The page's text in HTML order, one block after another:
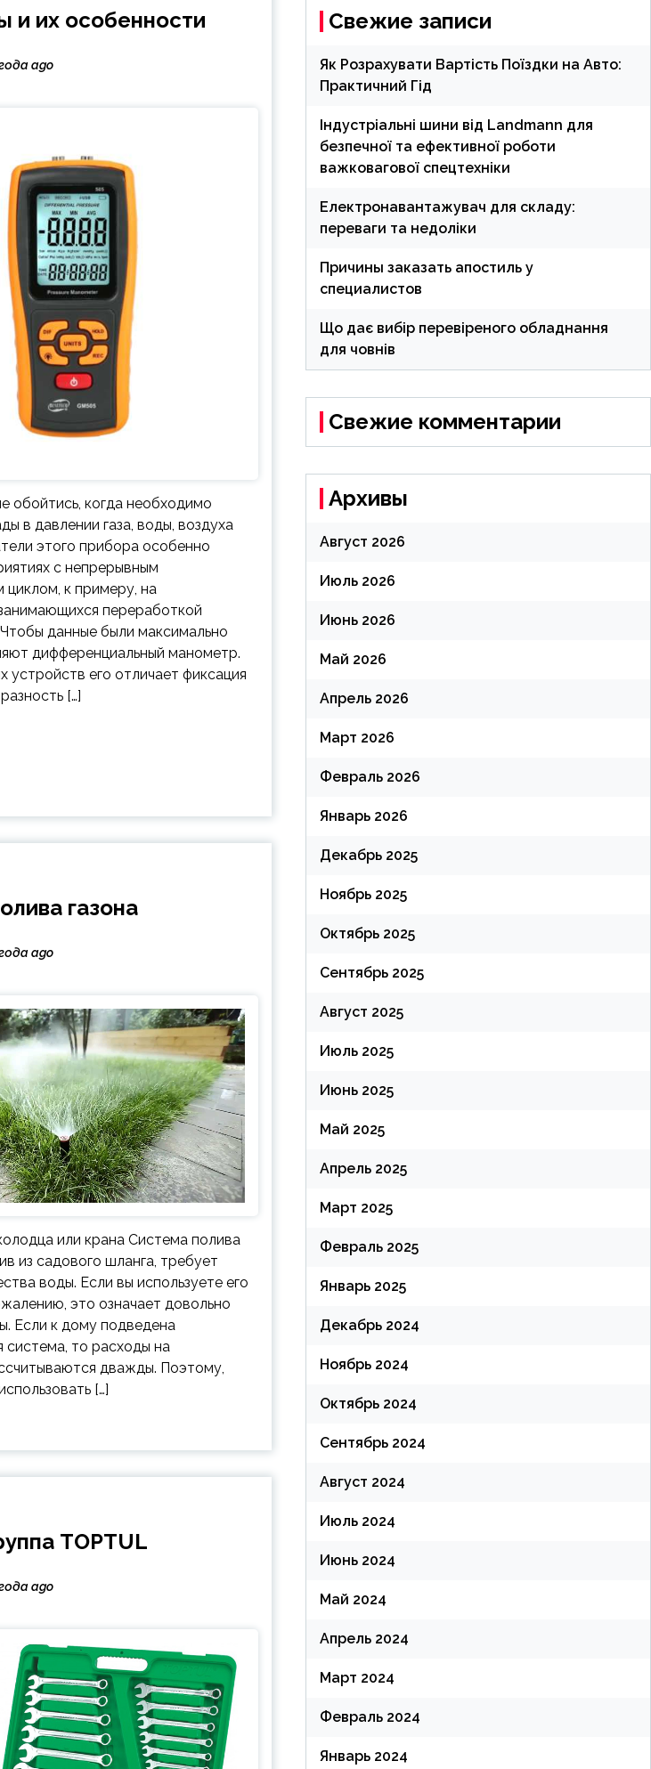
и их особенности
ago
обойтись, когда необходимо
в давлении газа, воды, воздуха
этого прибора особенно
с непрерывным
циклом, к примеру, на
переработкой
данные были максимально
дифференциальный манометр.
устройств его отличает фиксация
[…]
газона
ago
или крана Система полива
из садового шланга, требует
воды. Если вы используете его
это означает довольно
Если к дому подведена
система, то расходы на
дважды. Поэтому,
[…]
TOPTUL
ago
Свежие записи
Як Розрахувати Вартість Поїздки на Авто:
Практичний Гід
Індустріальні шини від Landmann для
безпечної та ефективної роботи
важковагової спецтехніки
Електронавантажувач для складу:
переваги та недоліки
Причины заказать апостиль у
специалистов
Що дає вибір перевіреного обладнання
для човнів
Свежие комментарии
Архивы
Август 2026
Июль 2026
Июнь 2026
Май 2026
Апрель 2026
Март 2026
Февраль 2026
Январь 2026
Декабрь 2025
Ноябрь 2025
Октябрь 2025
Сентябрь 2025
Август 2025
Июль 2025
Июнь 2025
Май 2025
Апрель 2025
Март 2025
Февраль 2025
Январь 2025
Декабрь 2024
Ноябрь 2024
Октябрь 2024
Сентябрь 2024
Август 2024
Июль 2024
Июнь 2024
Май 2024
Апрель 2024
Март 2024
Февраль 2024
Январь 2024